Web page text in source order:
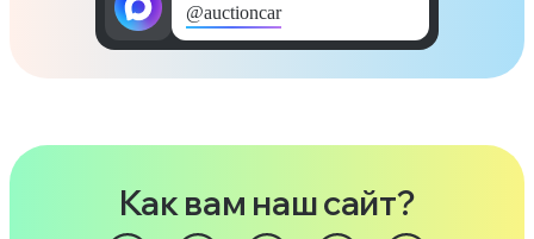
@auctioncar
Как вам наш сайт?